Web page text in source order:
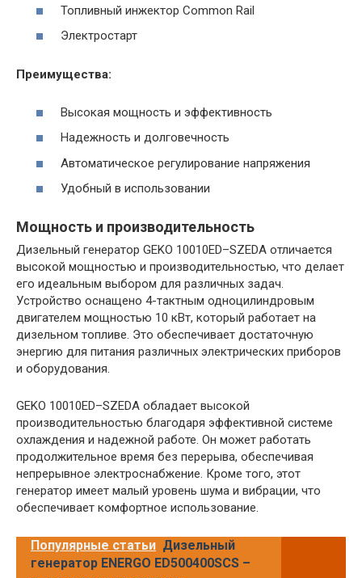
Топливный инжектор Common Rail
Электростарт
Преимущества:
Высокая мощность и эффективность
Надежность и долговечность
Автоматическое регулирование напряжения
Удобный в использовании
Мощность и производительность
Дизельный генератор GEKO 10010ED–SZEDA отличается
высокой мощностью и производительностью, что делает
его идеальным выбором для различных задач.
Устройство оснащено 4-тактным одноцилиндровым
двигателем мощностью 10 кВт, который работает на
дизельном топливе. Это обеспечивает достаточную
энергию для питания различных электрических приборов
и оборудования.
GEKO 10010ED–SZEDA обладает высокой
производительностью благодаря эффективной системе
охлаждения и надежной работе. Он может работать
продолжительное время без перерыва, обеспечивая
непрерывное электроснабжение. Кроме того, этот
генератор имеет малый уровень шума и вибрации, что
обеспечивает комфортное использование.
Популярные статьи Дизельный
генератор ENERGO ED500400SCS –